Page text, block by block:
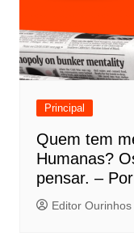
Principal
Quem tem
Humanas?
pensar. –
Editor Ourinhos